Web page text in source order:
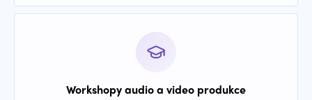
Workshopy audio a video produkce